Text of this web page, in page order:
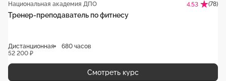
Национальная академия ДПО 4.53 (78)
Тренер-преподаватель по фитнесу
Дистанционная
680 часов
52 200 ₽
Смотреть курс